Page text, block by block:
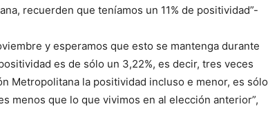
recuerden que teníamos un 11% de positividad”-
y esperamos que esto se mantenga durante
es de sólo un 3,22%, es decir, tres veces
Metropolitana la positividad incluso e menor, es sólo
menos que lo que vivimos en al elección anterior”,